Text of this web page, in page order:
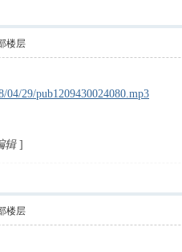
楼层
04/29/pub1209430024080.mp3
辑 ]
楼层